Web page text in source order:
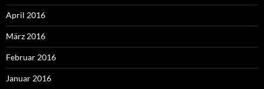
April 2016
März 2016
Februar 2016
Januar 2016